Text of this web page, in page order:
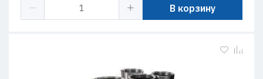
В корзину